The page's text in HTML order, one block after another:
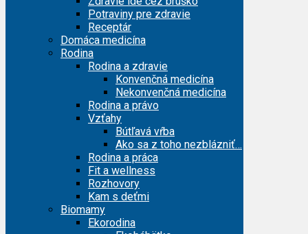
Potraviny pre zdravie
Receptár
Domáca medicína
Rodina
Rodina a zdravie
Konvenčná medicína
Nekonvenčná medicína
Rodina a právo
Vzťahy
Bútľavá vŕba
Ako sa z toho nezblázniť…
Rodina a práca
Fit a wellness
Rozhovory
Kam s deťmi
Biomamy
Ekorodina